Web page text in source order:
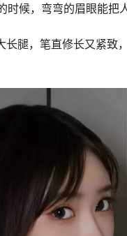
候，弯弯的眉眼能把
腿，笔直修长又紧致